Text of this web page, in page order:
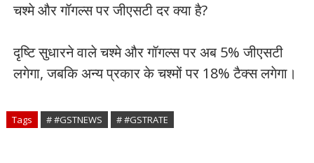
चश्मे और गॉगल्स पर जीएसटी दर क्या है?
दृष्टि सुधारने वाले चश्मे और गॉगल्स पर अब 5% जीएसटी
लगेगा, जबकि अन्य प्रकार के चश्मों पर 18% टैक्स लगेगा।
Tags # #GSTNEWS # #GSTRATE